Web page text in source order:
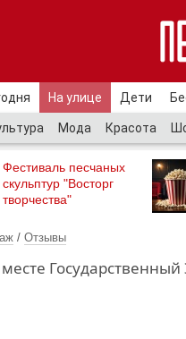
На улице Дети
Мода Красота
Фестиваль песчаных
скульптур "Восторг
творчества"
/ Отзывы